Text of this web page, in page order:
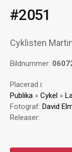
#2051
Cyklisten
Bildnummer:
Placerad i:
Publika » Cykel »
Fotograf: David
Releaser: